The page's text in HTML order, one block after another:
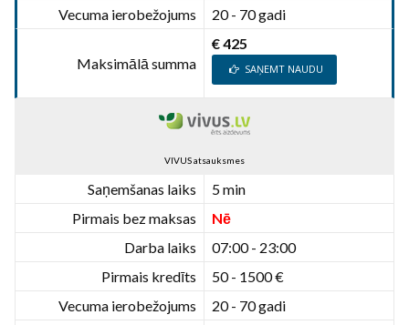
Vecuma ierobežojums
20 - 70 gadi
Maksimālā summa
€ 425
SAŅEMT NAUDU
VIVUS atsauksmes
Saņemšanas laiks
5 min
Pirmais bez maksas
Nē
Darba laiks
07:00 - 23:00
Pirmais kredīts
50 - 1500 €
Vecuma ierobežojums
20 - 70 gadi